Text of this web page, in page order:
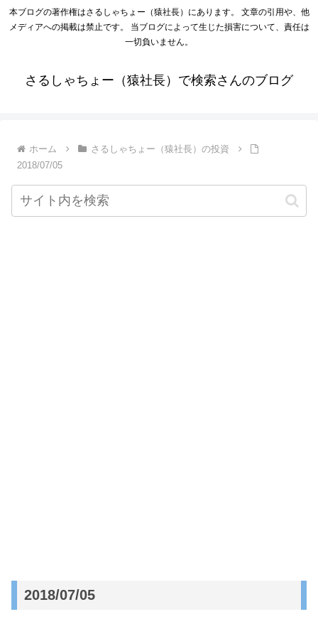
本ブログの著作権はさるしゃちょー（猿社長）にあります。 文章の引用や、他
メディアへの掲載は禁止です。 当ブログによって生じた損害について、責任は
一切負いません。
さるしゃちょー（猿社長）で検索さんのブログ
ホーム
さるしゃちょー（猿社長）の投資
2018/07/05
2018/07/05